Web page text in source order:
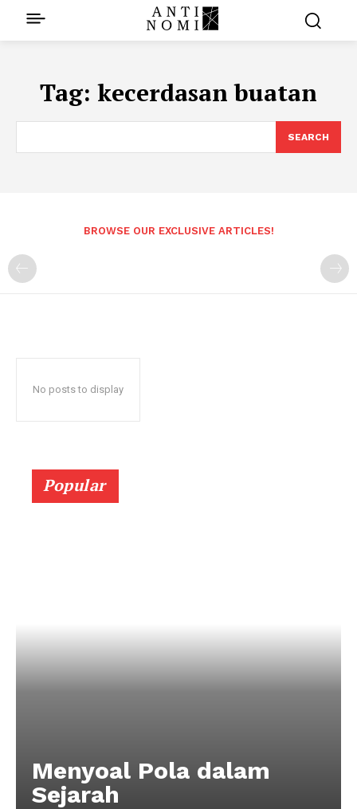
Tag: kecerdasan buatan
SEARCH
BROWSE OUR EXCLUSIVE ARTICLES!
No posts to display
Popular
Menyoal Pola dalam
Sejarah